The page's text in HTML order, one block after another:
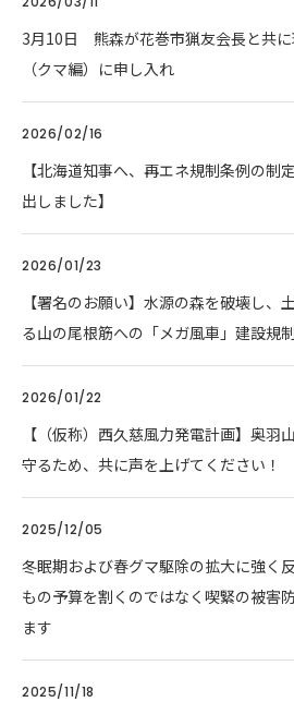
3月10日 熊森が花巻市猟友会長と共
（クマ編）に申し入れ
2026/02/16
【北海道知事へ、再エネ規制条例の制
出しました】
2026/01/23
【署名のお願い】水源の森を破壊し、
る山の尾根筋への「メガ風車」建設規
2026/01/22
【（仮称）西久慈風力発電計画】奥羽
守るため、共に声を上げてください！
2025/12/05
冬眠期および春グマ駆除の拡大に強く
もの予算を割くのではなく喫緊の被害
ます
2025/11/18